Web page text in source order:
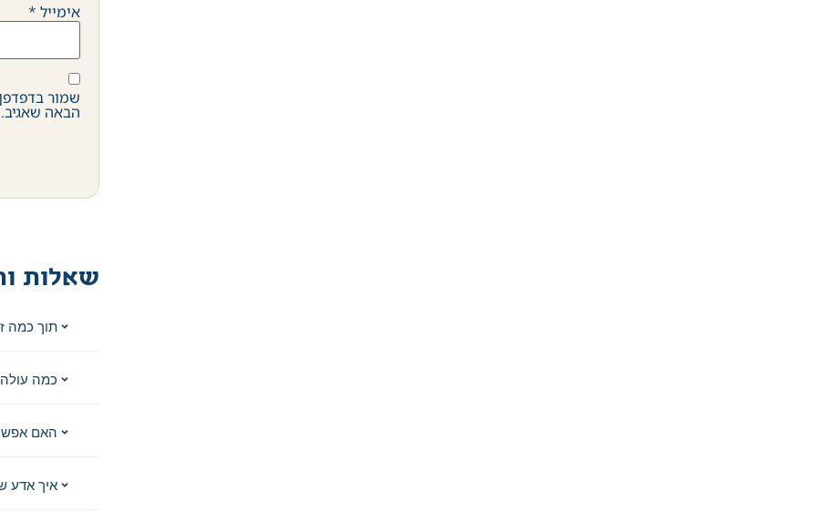
אימייל *
שמור
הבאה שאגיב.
שאלות
תוך כמה
כמה
האם
איך אדע